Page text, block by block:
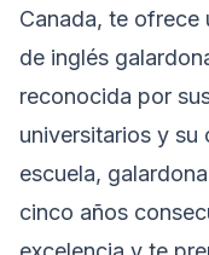
Canada, te ofrece
de inglés
reconocida por
universitarios y su
escuela,
cinco años